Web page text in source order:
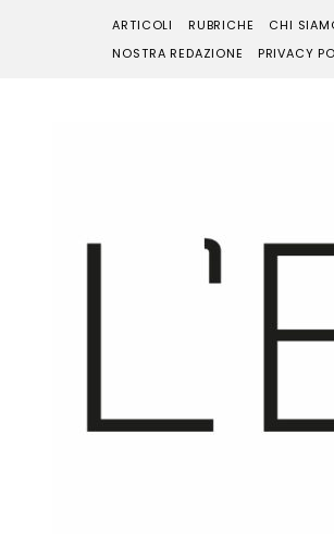
ARTICOLI RUBRICHE CHI
NOSTRA REDAZIONE
PRIVACY